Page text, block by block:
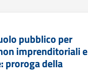
pubblico per
imprenditoriali e
proroga della